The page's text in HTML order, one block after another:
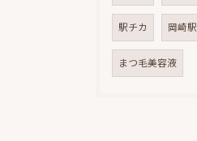
駅チカ 岡崎駅
まつ毛美容液